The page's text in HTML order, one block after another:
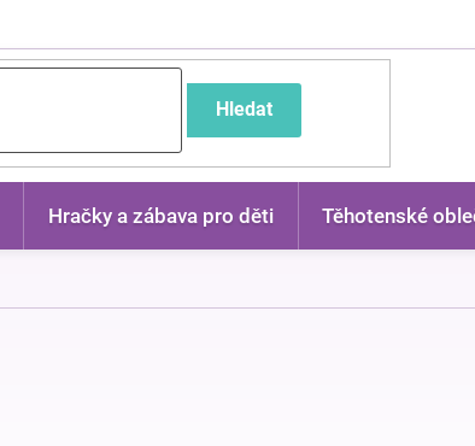
Hledat
Hračky a zábava pro děti Těhotenské